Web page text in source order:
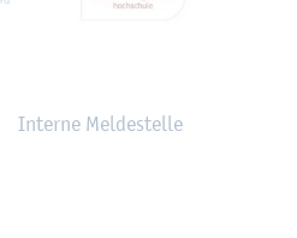
In­ter­ne Mel­de­stel­le